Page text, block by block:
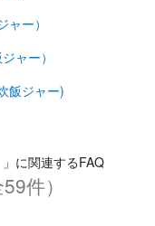
ー）
ャー）
飯ジャー)
に関連するFAQ
件）